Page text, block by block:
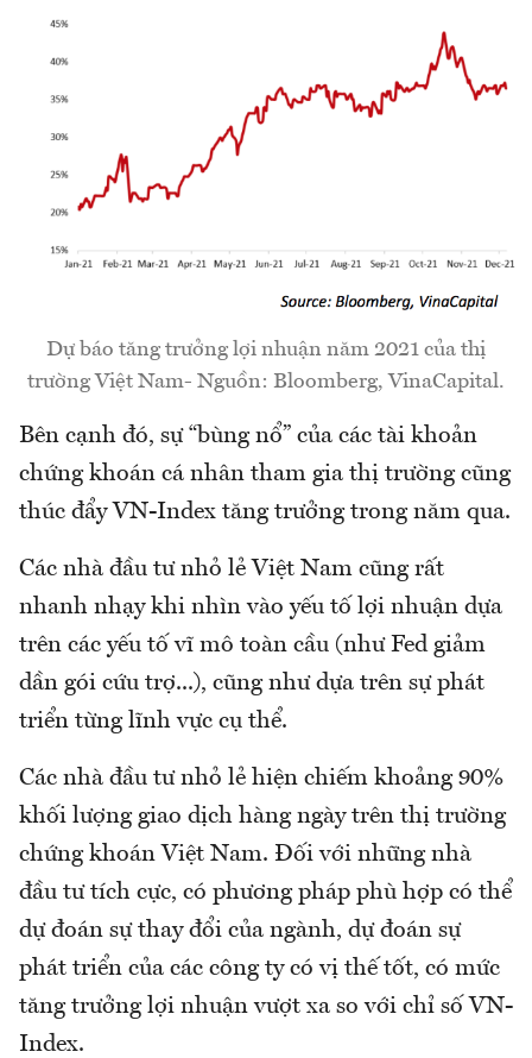
Dự báo tăng trưởng lợi nhuận năm 2021 của thị
trường Việt Nam- Nguồn: Bloomberg, VinaCapital.
Bên cạnh đó, sự “bùng nổ” của các tài khoản
chứng khoán cá nhân tham gia thị trường cũng
thúc đẩy VN-Index tăng trưởng trong năm qua.
Các nhà đầu tư nhỏ lẻ Việt Nam cũng rất
nhanh nhạy khi nhìn vào yếu tố lợi nhuận dựa
trên các yếu tố vĩ mô toàn cầu (như Fed giảm
dần gói cứu trợ...), cũng như dựa trên sự phát
triển từng lĩnh vực cụ thể.
Các nhà đầu tư nhỏ lẻ hiện chiếm khoảng 90%
khối lượng giao dịch hàng ngày trên thị trường
chứng khoán Việt Nam. Đối với những nhà
đầu tư tích cực, có phương pháp phù hợp có thể
dự đoán sự thay đổi của ngành, dự đoán sự
phát triển của các công ty có vị thế tốt, có mức
tăng trưởng lợi nhuận vượt xa so với chỉ số VN-
Index.